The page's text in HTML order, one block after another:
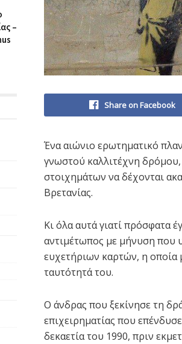
Share on Facebook
Ένα αιώνιο ερωτηματικό
γνωστού καλλιτέχνη δρόμου,
στοιχημάτων να δέχονται
Βρετανίας.
Κι όλα αυτά γιατί πρόσφατα
αντιμέτωπος με μήνυση που
ευχετήριων καρτών, η οποία
ταυτότητά του.
Ο άνδρας που ξεκίνησε τη
επιχειρηματίας που
δεκαετία του 1990, πριν
–